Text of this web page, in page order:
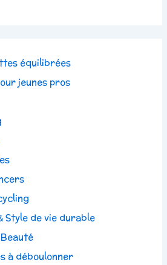
équilibrées
jeunes pros
Style de vie durable
à déboulonner